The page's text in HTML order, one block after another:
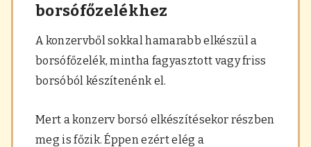
borsófőzelékhez
A konzervből sokkal hamarabb elkészül a
borsófőzelék, mintha fagyasztott vagy friss
borsóból készítenénk el.
Mert a konzerv borsó elkészítésekor részben
meg is főzik. Éppen ezért elég a